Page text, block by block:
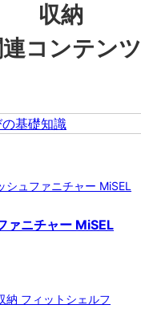
収納
連コンテンツ
ァニチャー MiSEL